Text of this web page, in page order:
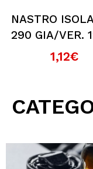
NASTRO
290 GIA/VER.
1,12€